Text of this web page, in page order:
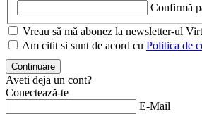
Confirmă
Vreau să mă abonez la newsletter-ul
Am citit si sunt de acord cu Politica de
Aveti deja un cont?
Conectează-te
E-Mail